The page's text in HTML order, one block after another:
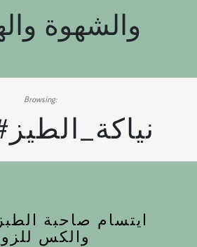
والشهوة
Browsing:
#نياكة_الطيز
ايتسام صاحبة
والكس